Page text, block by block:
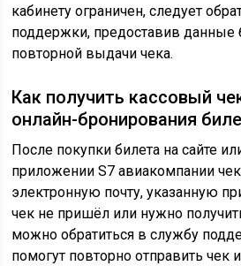
кабинету ограничен, следует
поддержки, предоставив данные
повторной выдачи чека.
Как получить кассовый
онлайн-бронирования
После покупки билета на сайте
приложении S7 авиакомпании
электронную почту, указанную
чек не пришёл или нужно
можно обратиться в службу
помогут повторно отправить чек